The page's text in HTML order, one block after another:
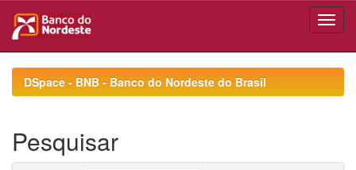
navigationDSpace - BNB - Banco do Nordeste do Brasil
Pesquisar